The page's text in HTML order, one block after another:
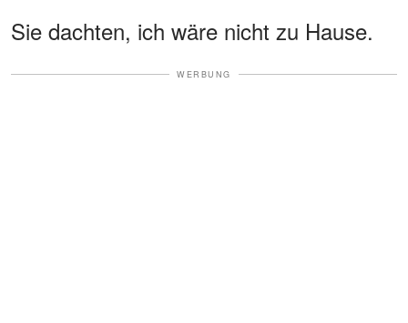
Sie dachten, ich wäre nicht zu Hause.
WERBUNG